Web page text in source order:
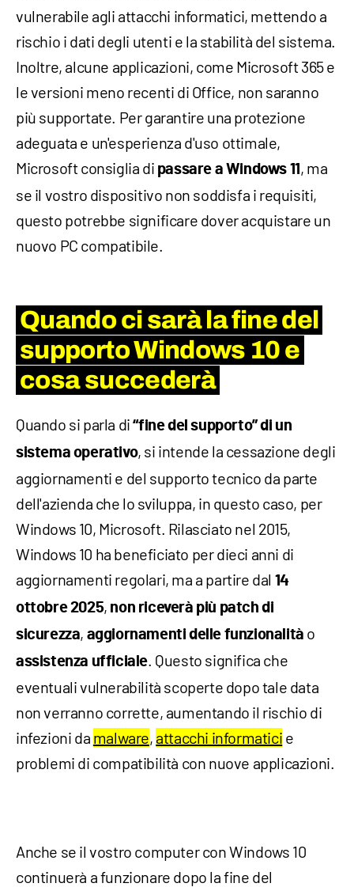
vulnerabile agli attacchi informatici, mettendo a
rischio i dati degli utenti e la stabilità del sistema.
Inoltre, alcune applicazioni, come Microsoft 365 e
le versioni meno recenti di Office, non saranno
più supportate. Per garantire una protezione
adeguata e un'esperienza d'uso ottimale,
Microsoft consiglia di passare a Windows 11 , ma
se il vostro dispositivo non soddisfa i requisiti,
questo potrebbe significare dover acquistare un
nuovo PC compatibile.
Quando ci sarà la fine del
supporto Windows 10 e
cosa succederà
Quando si parla di“fine del supporto” di un
sistema operativo, si intende la cessazione degli
aggiornamenti e del supporto tecnico da parte
dell'azienda che lo sviluppa, in questo caso, per
Windows 10, Microsoft. Rilasciato nel 2015,
Windows 10 ha beneficiato per dieci anni di
aggiornamenti regolari, ma a partire dal 14
ottobre 2025, non riceverà più patch di
sicurezza, aggiornamenti delle funzionalità o
assistenza ufficiale. Questo significa che
eventuali vulnerabilità scoperte dopo tale data
non verranno corrette, aumentando il rischio di
infezioni da malware, attacchi informatici e
problemi di compatibilità con nuove applicazioni.
Anche se il vostro computer con Windows 10
continuerà a funzionare dopo la fine del